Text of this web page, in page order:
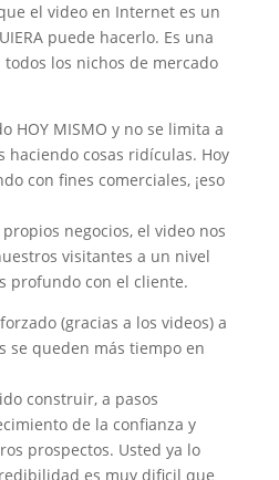
el video en Internet es un
puede hacerlo. Es una
los nichos de mercado
HOY MISMO y no se limita a
haciendo cosas ridículas. Hoy
con fines comerciales, ¡eso
negocios, el video nos
visitantes a un nivel
profundo con el cliente.
(gracias a los videos) a
se queden más tiempo en
construir, a pasos
de la confianza y
prospectos. Usted ya lo
es muy dificil que